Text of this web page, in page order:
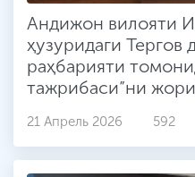
Андижон вилояти
ҳузуридаги Тергов
раҳбарияти
тажрибаси”ни
21 Апрель 2026 592